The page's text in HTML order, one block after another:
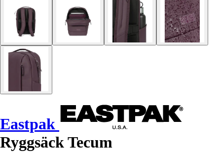
Eastpak
Ryggsäck Tecum